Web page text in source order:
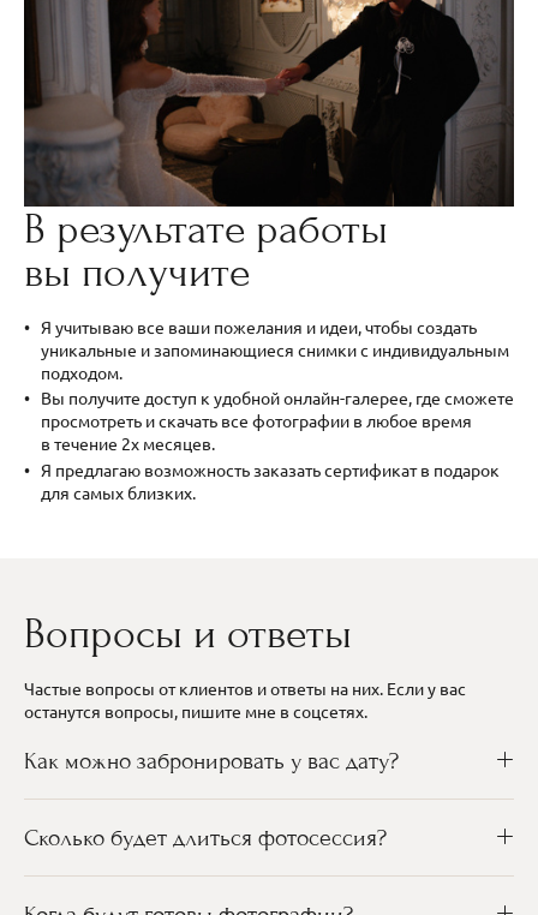
В результате работы
вы получите
Я учитываю все ваши пожелания и идеи, чтобы создать
уникальные и запоминающиеся снимки с индивидуальным
подходом.
Вы получите доступ к удобной онлайн-галерее, где сможете
просмотреть и скачать все фотографии в любое время
в течение 2х месяцев.
Я предлагаю возможность заказать сертификат в подарок
для самых близких.
Вопросы и ответы
Частые вопросы от клиентов и ответы на них. Если у вас
останутся вопросы, пишите мне в соцсетях.
Как можно забронировать у вас дату?
Сколько будет длиться фотосессия?